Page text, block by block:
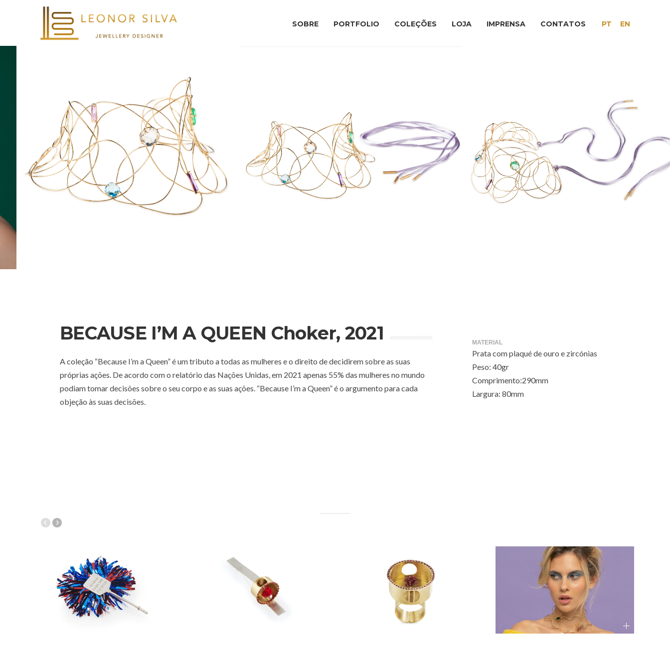
SOBRE PORTFOLIO COLEÇÕES LOJA IMPRENSA CONTATOS PT EN
BECAUSE I’M A QUEEN Choker, 2021
A coleção “Because I’m a Queen” é um tributo a todas as mulheres e o direito de decidirem sobre as suas
próprias ações. De acordo com o relatório das Nações Unidas, em 2021 apenas 55% das mulheres no mundo
podiam tomar decisões sobre o seu corpo e as suas ações. “Because I’m a Queen” é o argumento para cada
objeção às suas decisões.
MATERIAL
Prata com plaqué de ouro e zircónias
Peso: 40gr
Comprimento:290mm
Largura: 80mm